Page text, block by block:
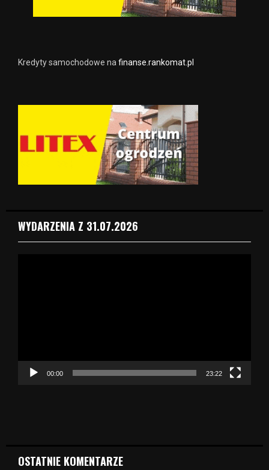
Kredyty samochodowe na finanse.rankomat.pl
WYDARZENIA Z 31.07.2026
c
00:00 23:22
OSTATNIE KOMENTARZE